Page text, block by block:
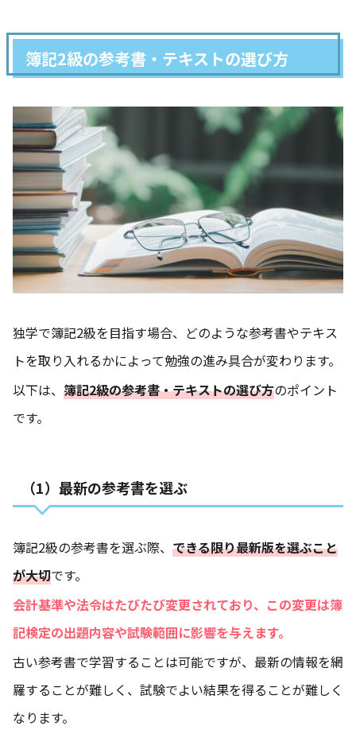
簿記2級の参考書・テキストの選び方
独学で簿記2級を目指す場合、どのような参考書やテキス
トを取り入れるかによって勉強の進み具合が変わります。
以下は、 簿記2級の参考書・テキストの選び方のポイント
です。
（1）最新の参考書を選ぶ
簿記2級の参考書を選ぶ際、 できる限り最新版を選ぶこと
が大切です。
会計基準や法令はたびたび変更されており、この変更は簿
記検定の出題内容や試験範囲に影響を与えます。
古い参考書で学習することは可能ですが、最新の情報を網
羅することが難しく、試験でよい結果を得ることが難しく
なります。